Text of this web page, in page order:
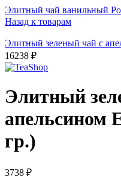
Элитный чай ванильный
Назад к товарам
Элитный зеленый чай с
16238 ₽
Элитный
апельсином
гр.)
3738 ₽